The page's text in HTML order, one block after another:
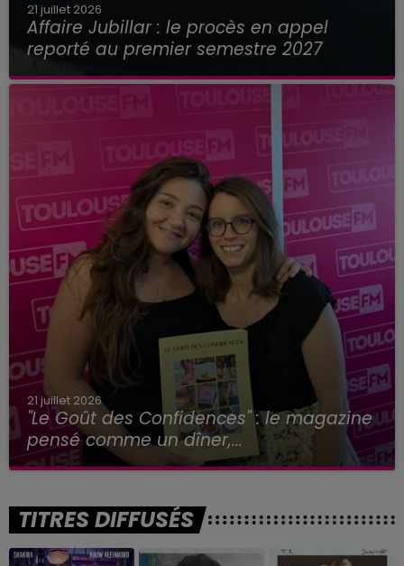
21 juillet 2026
Affaire Jubillar : le procès en appel
reporté au premier semestre 2027
21 juillet 2026
"Le Goût des Confidences" : le magazine
pensé comme un dîner,...
TITRES DIFFUSÉS